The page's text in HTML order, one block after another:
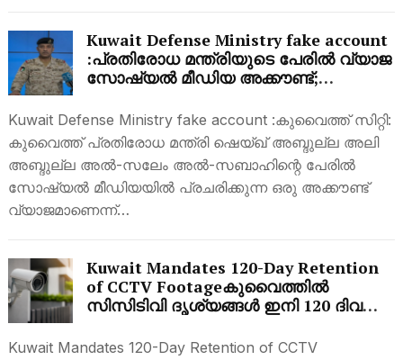
Kuwait Defense Ministry fake account
:പ്രതിരോധ മന്ത്രിയുടെ പേരിൽ വ്യാജ
സോഷ്യൽ മീഡിയ അക്കൗണ്ട്;
കുവൈത്ത് പ്രതിരോധ മന്ത്രാലയം
Kuwait Defense Ministry fake account :കുവൈത്ത് സിറ്റി:
കുവൈത്ത് പ്രതിരോധ മന്ത്രി ഷെയ്ഖ് അബ്ദുല്ല അലി
അബ്ദുല്ല അൽ-സലേം അൽ-സബാഹിന്റെ പേരിൽ
സോഷ്യൽ മീഡിയയിൽ പ്രചരിക്കുന്ന ഒരു അക്കൗണ്ട്
വ്യാജമാണെന്ന്…
Kuwait Mandates 120-Day Retention
of CCTV Footageകുവൈത്തിൽ
സിസിടിവി ദൃശ്യങ്ങൾ ഇനി 120 ദിവസം
സൂക്ഷിക്കണം;കാരണമിതാണ്
Kuwait Mandates 120-Day Retention of CCTV